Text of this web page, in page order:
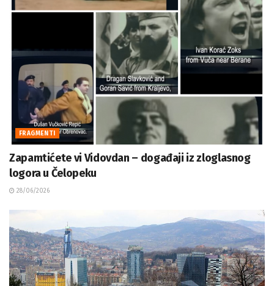
FRAGMENTI
Zapamtićete vi Vidovdan – događaji iz zloglasnog
logora u Čelopeku
28/06/2026